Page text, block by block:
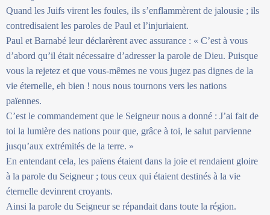
Quand les Juifs virent les foules, ils s’enflammèrent de jalousie ; ils
contredisaient les paroles de Paul et l’injuriaient.
Paul et Barnabé leur déclarèrent avec assurance : « C’est à vous
d’abord qu’il était nécessaire d’adresser la parole de Dieu. Puisque
vous la rejetez et que vous-mêmes ne vous jugez pas dignes de la
vie éternelle, eh bien ! nous nous tournons vers les nations
païennes.
C’est le commandement que le Seigneur nous a donné : J’ai fait de
toi la lumière des nations pour que, grâce à toi, le salut parvienne
jusqu’aux extrémités de la terre. »
En entendant cela, les païens étaient dans la joie et rendaient gloire
à la parole du Seigneur ; tous ceux qui étaient destinés à la vie
éternelle devinrent croyants.
Ainsi la parole du Seigneur se répandait dans toute la région.